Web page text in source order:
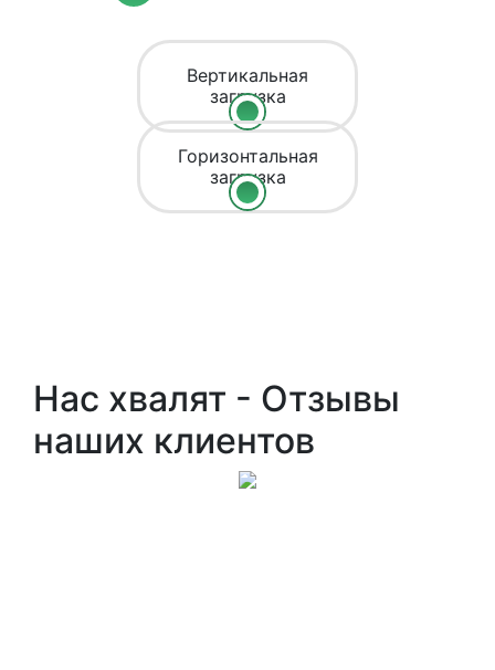
Вертикальная
загрузка
Горизонтальная
загрузка
Нас хвалят - Отзывы
наших клиентов